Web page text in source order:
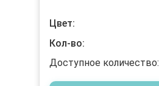
Цвет:
Кол-во:
Доступное количество: